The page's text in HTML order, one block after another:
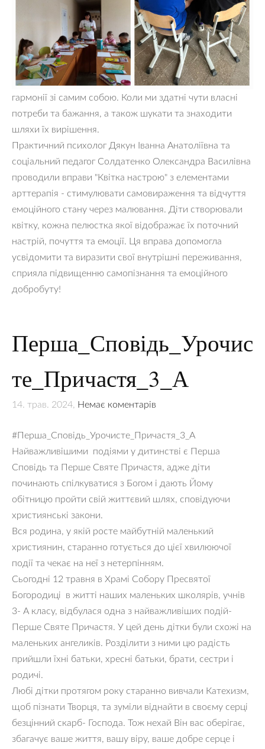
гармонії зі самим собою. Коли ми здатні чути власні
потреби та бажання, а також шукати та знаходити
шляхи їх вирішення.
Практичний психолог Дякун Іванна Анатоліївна та
соціальний педагог Солдатенко Олександра Василівна
проводили вправи "Квітка настрою" з елементами
арттерапія - стимулювати самовираження та відчуття
емоційного стану через малювання. Діти створювали
квітку, кожна пелюстка якої відображає їх поточний
настрій, почуття та емоції. Ця вправа допомогла
усвідомити та виразити свої внутрішні переживання,
сприяла підвищенню самопізнання та емоційного
добробуту!
Перша_Сповідь_Урочис
те_Причастя_3_А
14. трав. 2024, Немає коментарів
#Перша_Сповідь_Урочисте_Причастя_3_А
Найважливішими подіями у дитинстві є Перша
Сповідь та Перше Святе Причастя, адже діти
починають спілкуватися з Богом і дають Йому
обітницю пройти свій життєвий шлях, сповідуючи
християнські закони.
Вся родина, у якій росте майбутній маленький
християнин, старанно готується до цієї хвилюючої
події та чекає на неї з нетерпінням.
Сьогодні 12 травня в Храмі Собору Пресвятої
Богородиці в житті наших маленьких школярів, учнів
3- А класу, відбулася одна з найважливіших подій-
Перше Святе Причастя. У цей день дітки були схожі на
маленьких ангеликів. Розділити з ними цю радість
прийшли їхні батьки, хресні батьки, брати, сестри і
родичі.
Любі дітки протягом року старанно вивчали Катехизм,
щоб пізнати Творця, та зуміли віднайти в своєму серці
безцінний скарб- Господа. Тож нехай Він вас оберігає,
збагачує ваше життя, вашу віру, ваше добре серце і